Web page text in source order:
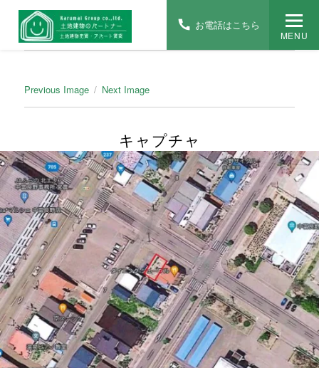
MENU
Previous Image Next Image
キャプチャ
お電話はこちら